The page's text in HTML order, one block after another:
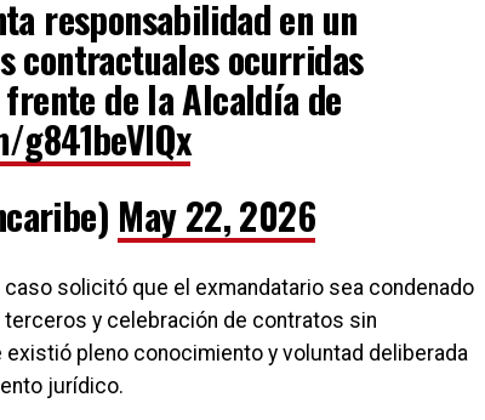
responsabilidad en un
contractuales ocurridas
de la Alcaldía de
May 22, 2026
solicitó que el exmandatario sea condenado
y celebración de contratos sin
pleno conocimiento y voluntad deliberada
jurídico.